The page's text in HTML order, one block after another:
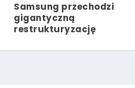
Samsung przechodzi
gigantyczną
restrukturyzację